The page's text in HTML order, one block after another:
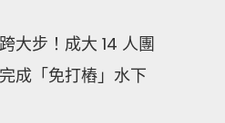
大步！成大 14 人團
成「免打樁」水下